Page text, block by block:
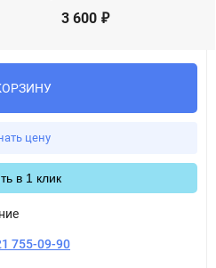
3 600 ₽
цену
в 1 клик
755-09-90